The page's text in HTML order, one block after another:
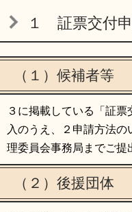
１ 証票交付
（１）候補者等
３に掲載している「証
入のうえ、２申請方法
理委員会事務局までご提
（２）後援団体